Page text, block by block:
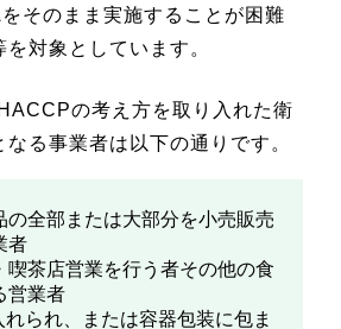
そのまま実施することが困難
対象としています。
の考え方を取り入れた衛
る事業者は以下の通りです。
の全部または大部分を小売販売
者
喫茶店営業を行う者その他の食
営業者
られ、または容器包装に包ま